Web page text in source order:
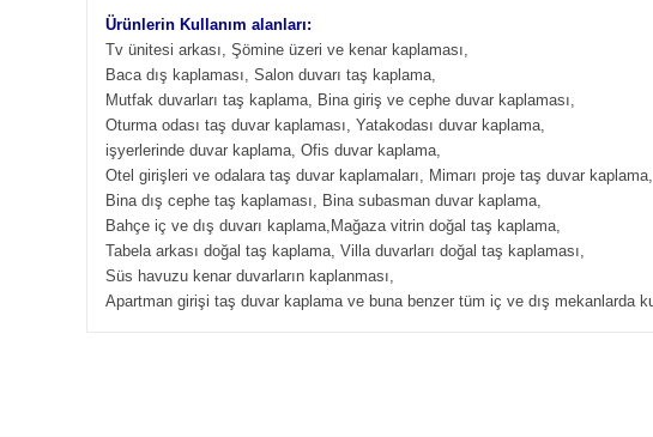
Ürünlerin Kullanım alanları:
Tv ünitesi arkası, Şömine üzeri ve kenar kaplaması,
Baca dış kaplaması, Salon duvarı taş kaplama,
Mutfak duvarları taş kaplama, Bina giriş ve cephe duvar kaplaması,
Oturma odası taş duvar kaplaması, Yatakodası duvar kaplama,
işyerlerinde duvar kaplama, Ofis duvar kaplama,
Otel girişleri ve odalara taş duvar kaplamaları, Mimarı proje taş duvar kaplama,
Bina dış cephe taş kaplaması, Bina subasman duvar kaplama,
Bahçe iç ve dış duvarı kaplama,Mağaza vitrin doğal taş kaplama,
Tabela arkası doğal taş kaplama, Villa duvarları doğal taş kaplaması,
Süs havuzu kenar duvarların kaplanması,
Apartman girişi taş duvar kaplama ve buna benzer tüm iç ve dış mekanlarda